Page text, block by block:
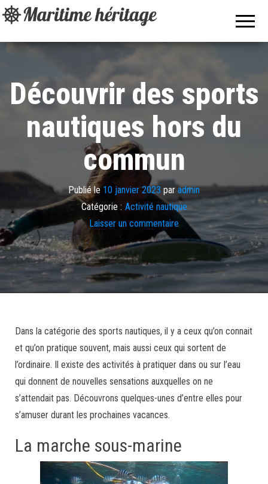
Découvrir des sports
nautiques hors du
commun
Publié le10 janvier 2023 par admin
Catégorie : Activité nautique
Laisser un commentaire
Dans la catégorie des sports nautiques, il y a ceux qu’on connait
et qu’on pratique souvent, mais aussi ceux qui sortent de
l’ordinaire. Il existe des activités à pratiquer dans ou sur l’eau
qui donnent de nouvelles sensations auxquelles on ne
s’attendait pas. Découvrons quelques-unes d’entre elles pour
s’amuser durant les prochaines vacances.
La marche sous-marine